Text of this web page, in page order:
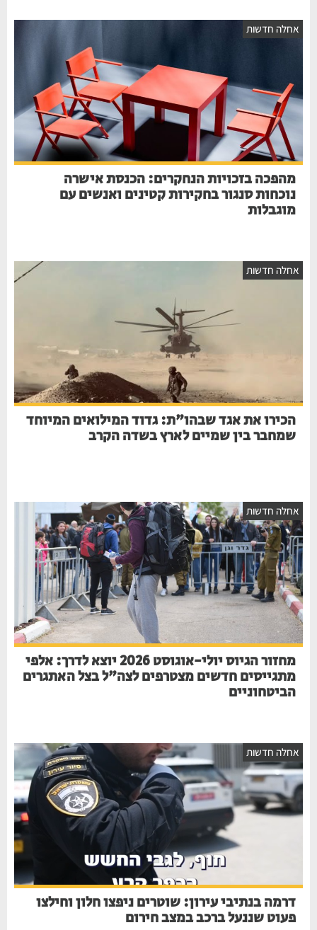
חדשות
מהפכה בזכויות הנחקרים: הכנסת אישרה
נוכחות סנגור בחקירות קטינים ואנשים עם
מוגבלות
חדשות
הכירו את אגד שבהו"ת: גדוד המילואים המיוחד
שמחבר בין שמיים לארץ בשדה הקרב
חדשות
מחזור הגיוס יולי-אוגוסט 2026 יוצא לדרך: אלפי
מתגייסים חדשים מצטרפים לצה"ל בצל האתגרים
הביטחוניים
חדשות
דרמה בנתיבי עירון: שוטרים ניפצו חלון וחילצו
פעוט שננעל ברכב במצב חירום